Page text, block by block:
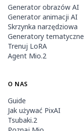
Generator obrazów AI
Generator animacji AI
Skrzynka narzędziowa
Generatory tematyczne
Trenuj LoRA
Agent Mio.2
O NAS
Guide
Jak używać PixAI
Tsubaki.2